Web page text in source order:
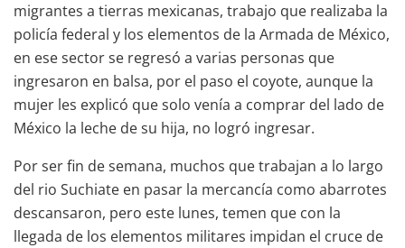
migrantes a tierras mexicanas, trabajo que realizaba la
policía federal y los elementos de la Armada de México,
en ese sector se regresó a varias personas que
ingresaron en balsa, por el paso el coyote, aunque la
mujer les explicó que solo venía a comprar del lado de
México la leche de su hija, no logró ingresar.
Por ser fin de semana, muchos que trabajan a lo largo
del rio Suchiate en pasar la mercancía como abarrotes
descansaron, pero este lunes, temen que con la
llegada de los elementos militares impidan el cruce de